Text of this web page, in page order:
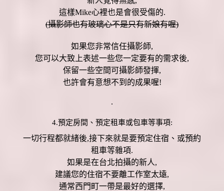
這樣Mike心裡也是會很受傷的.
(攝影師也有玻璃心不是只有新娘有喔)
如果您非常信任攝影師,
您可以大致上表述一些您一定要有的需求後,
保留一些空間可攝影師發揮,
也許會有意想不到的成果喔!
.
4.預定房間、預定租車或包車等事項:
一切行程都就緒後,接下來就是要預定住宿、或預約
租車等雜項.
如果是在台北拍攝的新人,
建議您的住宿不要離工作室太遠,
通常西門町一帶是最好的選擇,